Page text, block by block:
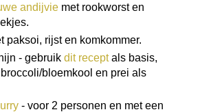
andijviemet rookworst en
paksoi, rijst en komkommer.
- gebruik dit receptals basis,
bloemkool en prei als
- voor 2 personen en met een